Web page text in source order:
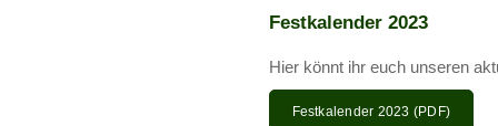
Festkalender 2023
Hier könnt ihr euch unseren
Festkalender 2023 (PDF)